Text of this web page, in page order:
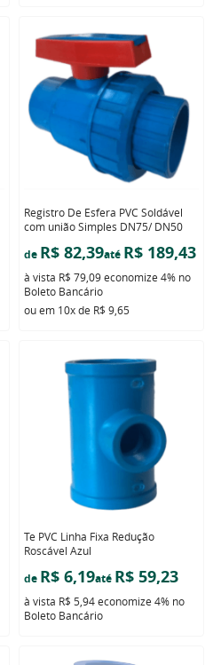
Registro De Esfera PVC Soldável
com união Simples DN75/ DN50
de R$ 82,39até R$ 189,43
à vista R$ 79,09economize 4% no
Boleto Bancário
ou em 10xde R$ 9,65
Te PVC Linha Fixa Redução
Roscável Azul
de R$ 6,19até R$ 59,23
à vista R$ 5,94economize 4% no
Boleto Bancário